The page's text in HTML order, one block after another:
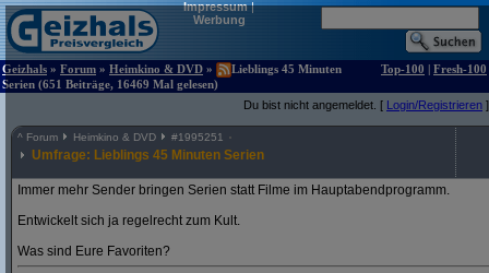
Impressum|
Werbung
Geizhals » Forum » Heimkino & DVD »
Lieblings 45 Minuten
Serien (651 Beiträge, 16469 Mal gelesen)
Top-100 | Fresh-100
Du bist nicht angemeldet. [ Login/Registrieren ]
^ Forum Heimkino & DVD #1995251
Umfrage: Lieblings 45 Minuten Serien
Immer mehr Sender bringen Serien statt Filme im Hauptabendprogramm.
Entwickelt sich ja regelrecht zum Kult.
Was sind Eure Favoriten?